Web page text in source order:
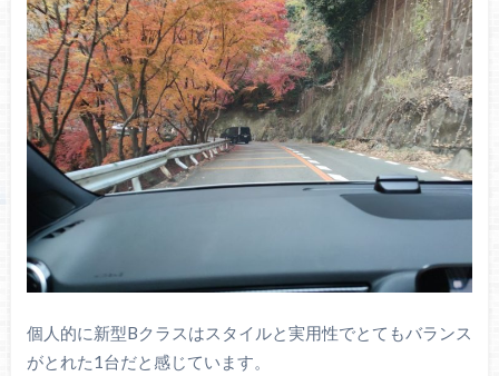
個人的に新型Bクラスはスタイルと実用性でとてもバランス
がとれた1台だと感じています。